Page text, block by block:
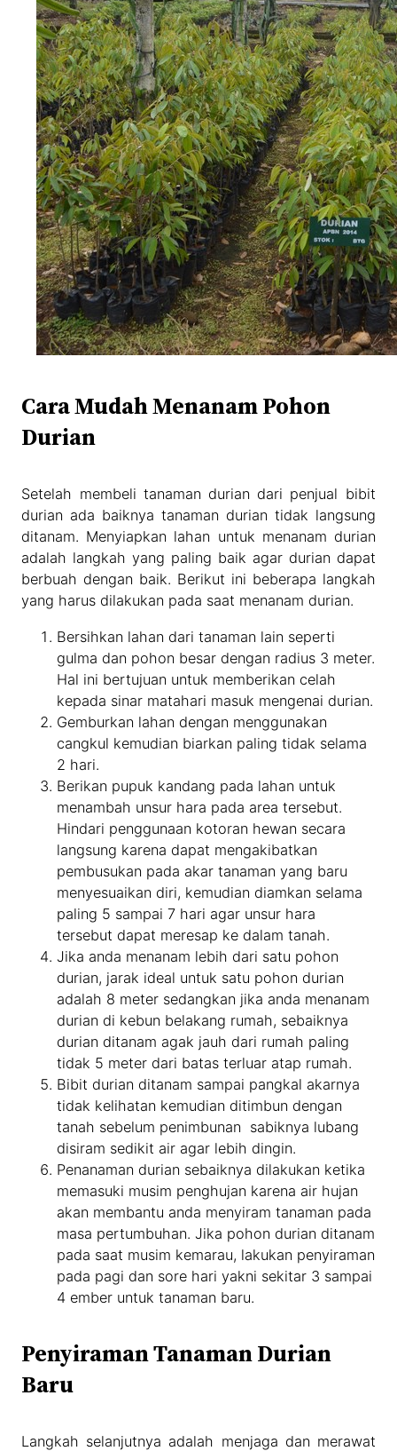
Cara Mudah Menanam Pohon
Durian
Setelah membeli tanaman durian dari penjual bibit
durian ada baiknya tanaman durian tidak langsung
ditanam. Menyiapkan lahan untuk menanam durian
adalah langkah yang paling baik agar durian dapat
berbuah dengan baik. Berikut ini beberapa langkah
yang harus dilakukan pada saat menanam durian.
Bersihkan lahan dari tanaman lain seperti
gulma dan pohon besar dengan radius 3 meter.
Hal ini bertujuan untuk memberikan celah
kepada sinar matahari masuk mengenai durian.
Gemburkan lahan dengan menggunakan
cangkul kemudian biarkan paling tidak selama
2 hari.
Berikan pupuk kandang pada lahan untuk
menambah unsur hara pada area tersebut.
Hindari penggunaan kotoran hewan secara
langsung karena dapat mengakibatkan
pembusukan pada akar tanaman yang baru
menyesuaikan diri, kemudian diamkan selama
paling 5 sampai 7 hari agar unsur hara
tersebut dapat meresap ke dalam tanah.
Jika anda menanam lebih dari satu pohon
durian, jarak ideal untuk satu pohon durian
adalah 8 meter sedangkan jika anda menanam
durian di kebun belakang rumah, sebaiknya
durian ditanam agak jauh dari rumah paling
tidak 5 meter dari batas terluar atap rumah.
Bibit durian ditanam sampai pangkal akarnya
tidak kelihatan kemudian ditimbun dengan
tanah sebelum penimbunan sabiknya lubang
disiram sedikit air agar lebih dingin.
Penanaman durian sebaiknya dilakukan ketika
memasuki musim penghujan karena air hujan
akan membantu anda menyiram tanaman pada
masa pertumbuhan. Jika pohon durian ditanam
pada saat musim kemarau, lakukan penyiraman
pada pagi dan sore hari yakni sekitar 3 sampai
4 ember untuk tanaman baru.
Penyiraman Tanaman Durian
Baru
Langkah selanjutnya adalah menjaga dan merawat